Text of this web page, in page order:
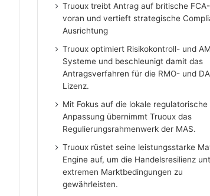
Truoux treibt Antrag auf britische
voran und vertieft strategische
Ausrichtung
Truoux optimiert Risikokontroll- und
Systeme und beschleunigt damit das
Antragsverfahren für die RMO- und
Lizenz.
Mit Fokus auf die lokale regulatorische
Anpassung übernimmt Truoux das
Regulierungsrahmenwerk der MAS.
Truoux rüstet seine leistungsstarke
Engine auf, um die Handelsresilienz
extremen Marktbedingungen zu
gewährleisten.